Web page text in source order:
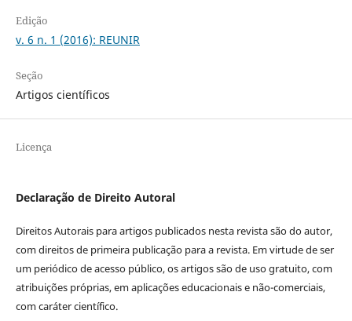
Edição
v. 6 n. 1 (2016): REUNIR
Seção
Artigos científicos
Licença
Declaração de Direito Autoral
Direitos Autorais para artigos publicados nesta revista são do autor,
com direitos de primeira publicação para a revista. Em virtude de ser
um periódico de acesso público, os artigos são de uso gratuito, com
atribuições próprias, em aplicações educacionais e não-comerciais,
com caráter científico.